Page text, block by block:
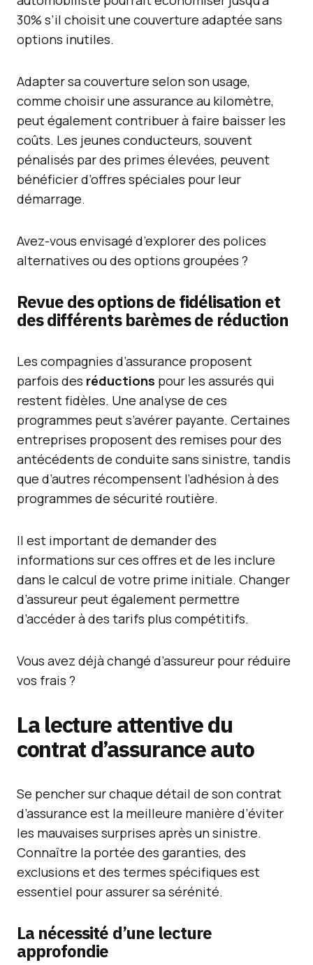
30% s’il choisit une couverture adaptée sans
options inutiles.
Adapter sa couverture selon son usage,
comme choisir une assurance au kilomètre,
peut également contribuer à faire baisser les
coûts. Les jeunes conducteurs, souvent
pénalisés par des primes élevées, peuvent
bénéficier d’offres spéciales pour leur
démarrage.
Avez-vous envisagé d’explorer des polices
alternatives ou des options groupées ?
Revue des options de fidélisation et
des différents barèmes de réduction
Les compagnies d’assurance proposent
parfois des réductions pour les assurés qui
restent fidèles. Une analyse de ces
programmes peut s’avérer payante. Certaines
entreprises proposent des remises pour des
antécédents de conduite sans sinistre, tandis
que d’autres récompensent l’adhésion à des
programmes de sécurité routière.
Il est important de demander des
informations sur ces offres et de les inclure
dans le calcul de votre prime initiale. Changer
d’assureur peut également permettre
d’accéder à des tarifs plus compétitifs.
Vous avez déjà changé d’assureur pour réduire
vos frais ?
La lecture attentive du
contrat d’assurance auto
Se pencher sur chaque détail de son contrat
d’assurance est la meilleure manière d’éviter
les mauvaises surprises après un sinistre.
Connaître la portée des garanties, des
exclusions et des termes spécifiques est
essentiel pour assurer sa sérénité.
La nécessité d’une lecture
approfondie